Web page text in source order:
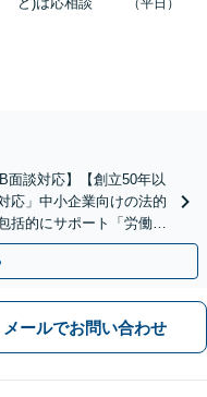
（平日）
面談対応】【創立50年以
応」中小企業向けの法的
括的にサポート「労働者
間相談可】
メールでお問い合わせ